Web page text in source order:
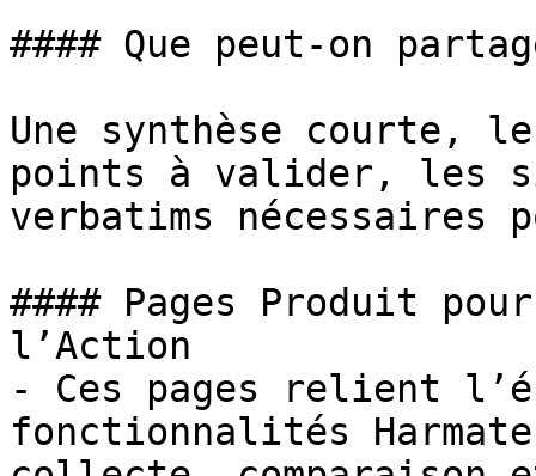
#### Que peut-on
Une synthèse courte,
points à valider, les
verbatims nécessaires
#### Pages Produit
l’Action
- Ces pages relient
fonctionnalités